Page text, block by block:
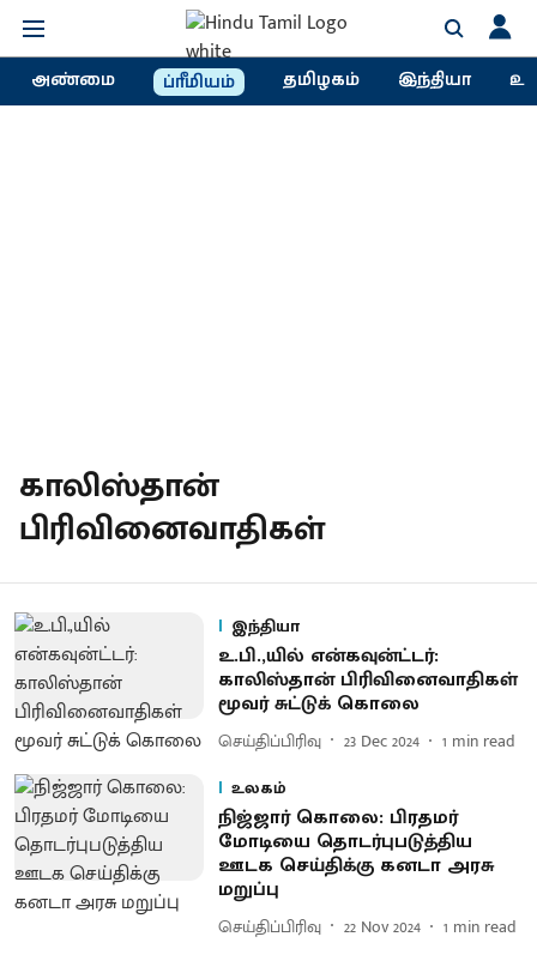
அண்மை ப்ரீமியம் தமிழகம் இந்தியா
காலிஸ்தான்
பிரிவினைவாதிகள்
இந்தியா
உ.பி.,யில் என்கவுன்ட்டர்:
காலிஸ்தான் பிரிவினைவாதிகள்
மூவர் சுட்டுக் கொலை
செய்திப்பிரிவு 23 Dec 2024 1 min read
உலகம்
நிஜ்ஜார் கொலை: பிரதமர்
மோடியை தொடர்புபடுத்திய
ஊடக செய்திக்கு கனடா அரசு
மறுப்பு
செய்திப்பிரிவு 22 Nov 2024 1 min read